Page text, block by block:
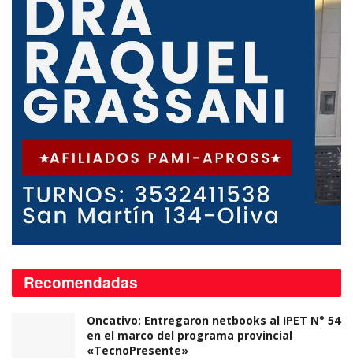
Recomendadas
Oncativo: Entregaron netbooks al IPET N° 54
en el marco del programa provincial
«TecnoPresente»